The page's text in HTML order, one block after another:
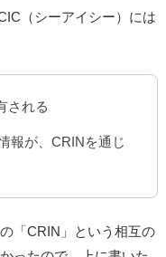
（シーアイシー）には
される
報が、CRINを通じ
「CRIN」という相互の